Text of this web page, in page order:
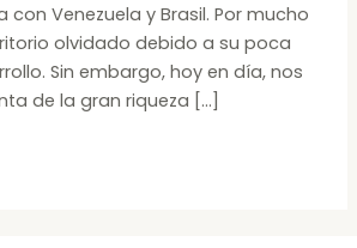
Venezuela y Brasil. Por mucho
olvidado debido a su poca
Sin embargo, hoy en día, nos
de la gran riqueza […]